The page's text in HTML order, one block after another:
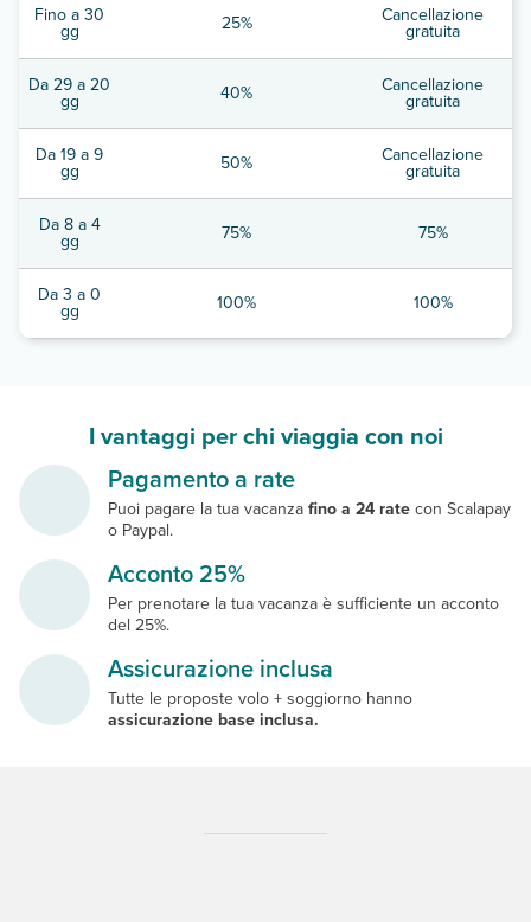
Fino a 30
gg 25% Cancellazione
gratuita
Da 29 a 20
gg 40% Cancellazione
gratuita
Da 19 a 9
gg 50% Cancellazione
gratuita
Da 8 a 4
gg 75% 75%
Da 3 a 0
gg 100% 100%
I vantaggi per chi viaggia con noi
Pagamento a rate
Puoi pagare la tua vacanzafino a 24 ratecon Scalapay
o Paypal.
Acconto 25%
Per prenotare la tua vacanza è sufficiente un acconto
del 25%.
Assicurazione inclusa
Tutte le proposte volo + soggiorno hanno
assicurazione base inclusa.